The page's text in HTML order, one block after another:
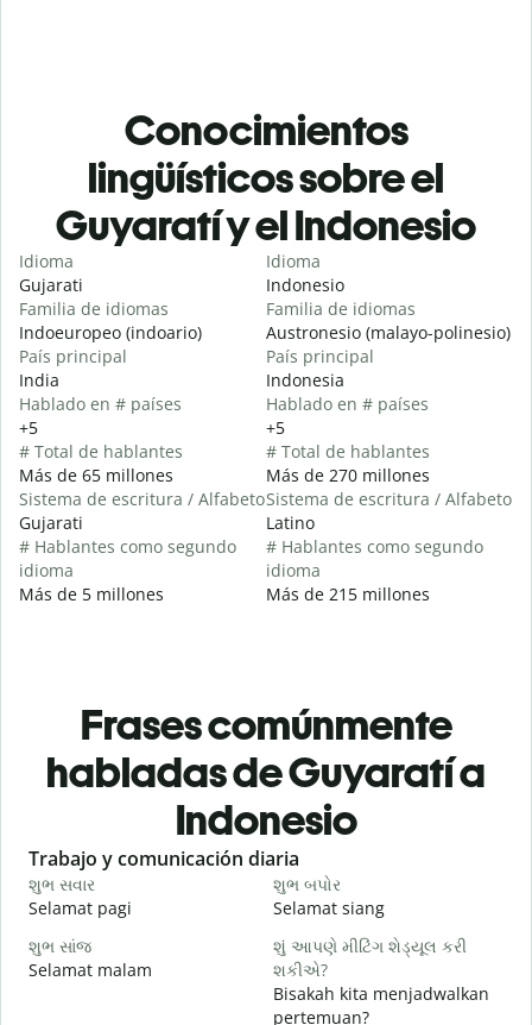
Conocimientos
lingüísticos sobre el
Guyaratí y el Indonesio
Idioma
Gujarati
Familia de idiomas
Indoeuropeo (indoario)
País principal
India
Hablado en # países
+5
# Total de hablantes
Más de 65 millones
Sistema de escritura / Alfabeto
Gujarati
# Hablantes como segundo
idioma
Más de 5 millones
Idioma
Indonesio
Familia de idiomas
Austronesio (malayo-polinesio)
País principal
Indonesia
Hablado en # países
+5
# Total de hablantes
Más de 270 millones
Sistema de escritura / Alfabeto
Latino
# Hablantes como segundo
idioma
Más de 215 millones
Frases comúnmente
habladas de Guyaratí a
Indonesio
Slide 1 of 6
Trabajo y comunicación diaria
શુભ સવાર
Selamat pagi
શુભ બપોર
Selamat siang
શુભ સાંજ
Selamat malam
શું આપણે મીટિંગ શેડ્યૂલ કરી
શકીએ?
Bisakah kita menjadwalkan
pertemuan?